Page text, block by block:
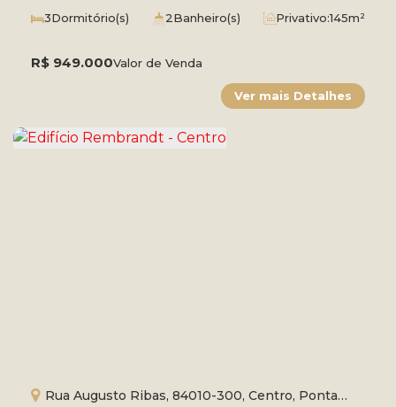
R$ 949.000Valor de Venda
3Dormitório(s) 2Banheiro(s) Privativo:145m²
Rua Augusto Ribas, 84010-300, Centro, Ponta